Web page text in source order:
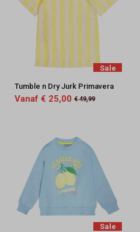
Sale
Tumble n Dry Jurk Primavera
Vanaf € 25,00 € 49,99
Sale